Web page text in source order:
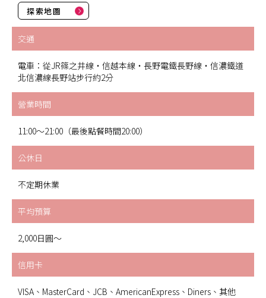
探索地圖
交通
電車：從JR篠之井線・信越本線・長野電鐵長野線・信濃鐵道
北信濃線長野站步行約2分
營業時間
11:00～21:00（最後點餐時間20:00）
公休日
不定期休業
平均預算
2,000日圓～
信用卡
VISA、MasterCard、JCB、AmericanExpress、Diners、其他